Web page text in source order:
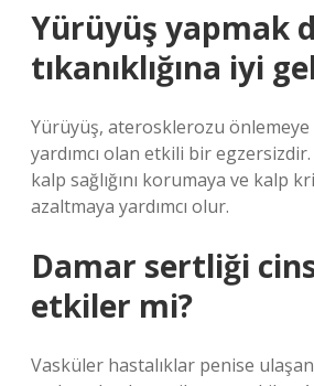
Yürüyüş yapmak
tıkanıklığına iyi
Yürüyüş, aterosklerozu önlemeye
yardımcı olan etkili bir
kalp sağlığını korumaya ve kalp
azaltmaya yardımcı olur.
Damar sertliği
etkiler mi?
Vasküler hastalıklar penise